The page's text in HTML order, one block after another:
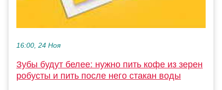
16:00, 24 Ноя
Зубы будут белее: нужно пить кофе из зерен
робусты и пить после него стакан воды